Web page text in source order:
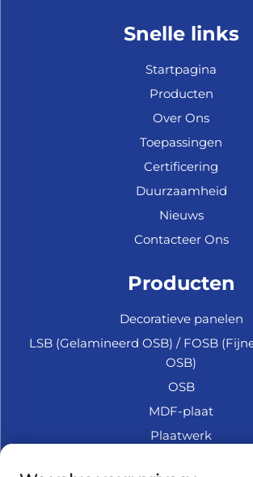
Snelle links
Startpagina
Producten
Over Ons
Toepassingen
Certificering
Duurzaamheid
Nieuws
Contacteer Ons
Producten
Decoratieve panelen
LSB (Gelamineerd OSB) / FOSB
OSB)
OSB
MDF-plaat
Plaatwerk